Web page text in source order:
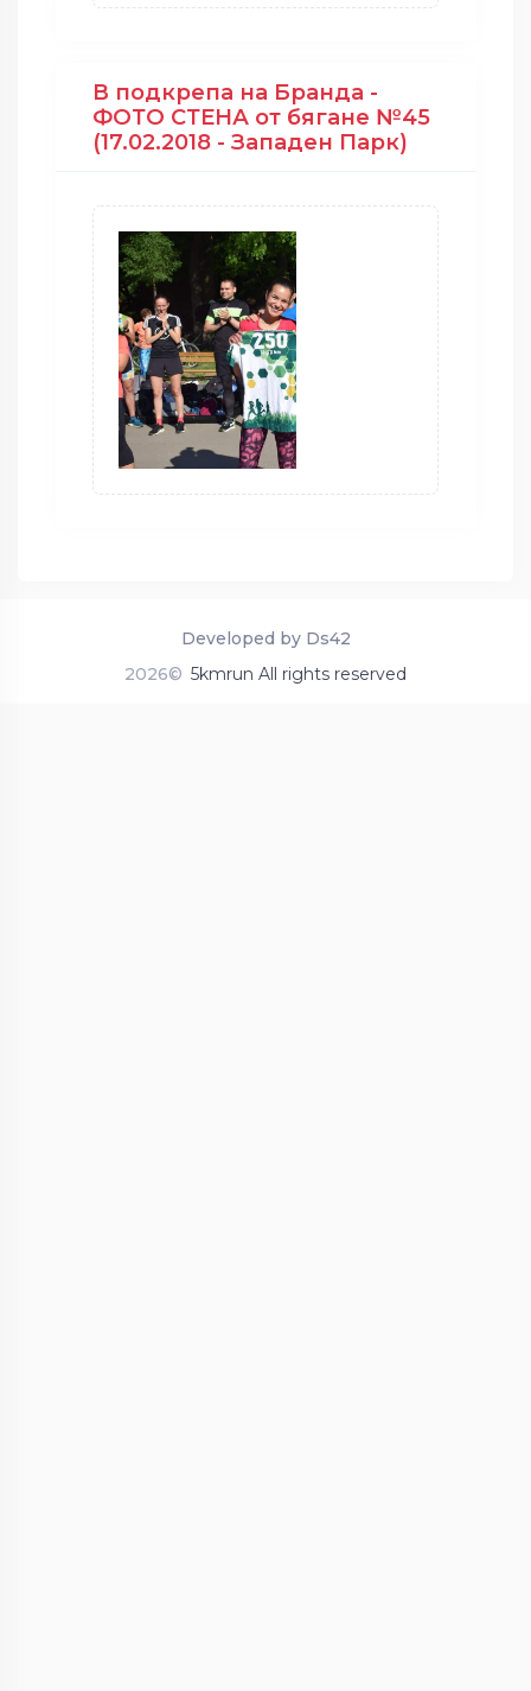
В подкрепа на Бранда -
ФОТО СТЕНА от бягане №45
(17.02.2018 - Западен Парк)
2026© 5kmrun All rights reserved
Developed by Ds42